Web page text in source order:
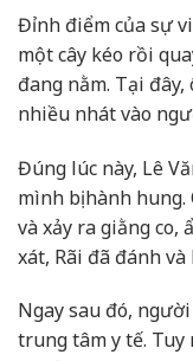
Đỉnh điểm của sự
một cây kéo rồi
đang nằm. Tại
nhiều nhát vào
Đúng lúc này, Lê
mình bị hành hung.
và xảy ra giằng co,
xát, Rãi đã đánh
Ngay sau đó,
trung tâm y tế. Tuy